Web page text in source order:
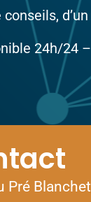
24h/24
Pré